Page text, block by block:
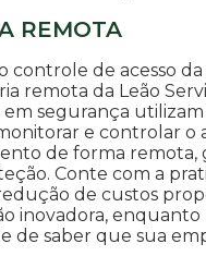
REMOTA
controle de acesso da
remota da Leão
em segurança
e controlar o
de forma remota,
Conte com a
de custos
inovadora,
de saber que sua